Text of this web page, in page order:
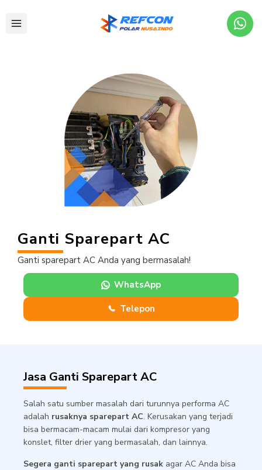
Ganti Sparepart AC
Ganti sparepart AC Anda yang bermasalah!
WhatsApp
Telepon
Jasa Ganti Sparepart AC
Salah satu sumber masalah dari turunnya performa AC
adalah rusaknya sparepart AC. Kerusakan yang terjadi
bisa bermacam-macam mulai dari kompresor yang
konslet, filter drier yang bermasalah, dan lainnya.
Segera ganti sparepart yang rusak agar AC Anda bisa